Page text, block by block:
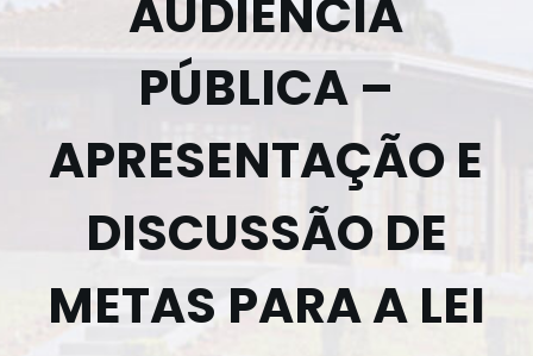
AUDIÊNCIA
PÚBLICA –
APRESENTAÇÃO E
DISCUSSÃO DE
METAS PARA A LEI